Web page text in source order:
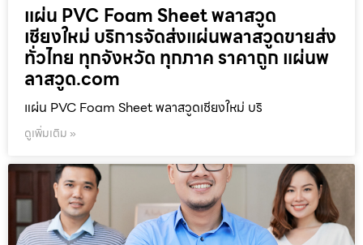
แผ่น PVC Foam Sheet พลาสวูด
เชียงใหม่ บริการจัดส่งแผ่นพลาสวูดขายส่ง
ทั่วไทย ทุกจังหวัด ทุกภาค ราคาถูก แผ่นพ
ลาสวูด.com
แผ่น PVC Foam Sheet พลาสวูดเชียงใหม่ บริ
ดูเพิ่มเติม »